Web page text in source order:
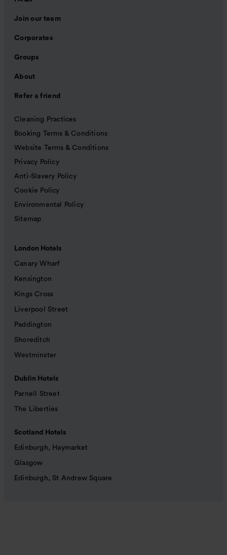
Join our team
Corporates
Groups
About
Refer a friend
Cleaning Practices
Booking Terms & Conditions
Website Terms & Conditions
Privacy Policy
Anti-Slavery Policy
Cookie Policy
Environmental Policy
Sitemap
London Hotels
Canary Wharf
Kensington
Kings Cross
Liverpool Street
Paddington
Shoreditch
Westminster
Dublin Hotels
Parnell Street
The Liberties
Scotland Hotels
Edinburgh, Haymarket
Glasgow
Edinburgh, St Andrew Square